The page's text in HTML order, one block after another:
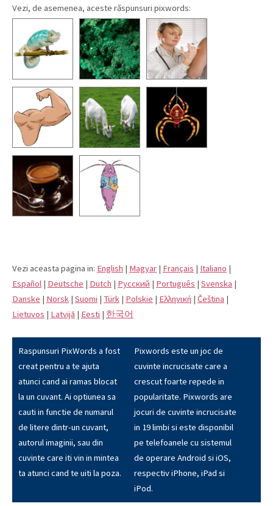
Vezi, de asemenea, aceste răspunsuri pixwords:
Vezi aceasta pagina in: English | Magyar | Français | Italiano |
Español | Deutsche | Dutch | Pусский | Português | Svenska |
Danske | Norsk | Suomi | Türk | Polskie | Eλληνική | Čeština |
Lietuvos | Latvijā | Eesti | 한국어
Raspunsuri PixWords a fost
creat pentru a te ajuta
atunci cand ai ramas blocat
la un cuvant. Ai optiunea sa
cauti in functie de numarul
de litere dintr-un cuvant,
autorul imaginii, sau din
cuvinte care iti vin in mintea
ta atunci cand te uiti la poza.
Pixwords este un joc de
cuvinte incrucisate care a
crescut foarte repede in
popularitate. Pixwords are
jocuri de cuvinte incrucisate
in 19 limbi si este disponibil
pe telefoanele cu sistemul
de operare Android si iOS,
respectiv iPhone, iPad si
iPod.